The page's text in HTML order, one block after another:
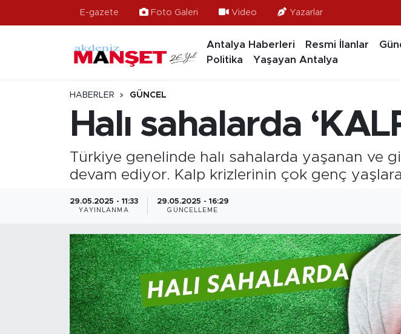
E-gazete Foto Galeri Video Yazarlar
Antalya Haberleri Resmi İlanlar
Politika
Yaşayan Antalya
HABERLER GÜNCEL
Halı sahalarda
Türkiye genelinde halı sahalarda yaşanan ve
devam ediyor. Kalp krizlerinin çok genç
29.05.2025 - 11:33
YAYINLANMA
29.05.2025 - 16:29
GÜNCELLEME
Ekonomi
Gündem
Kültür- Sanat
Magazin
Özel Haber
Hava Durumu
Tüm Manşetler
Son Dakika Haberleri
Haber Arşivi